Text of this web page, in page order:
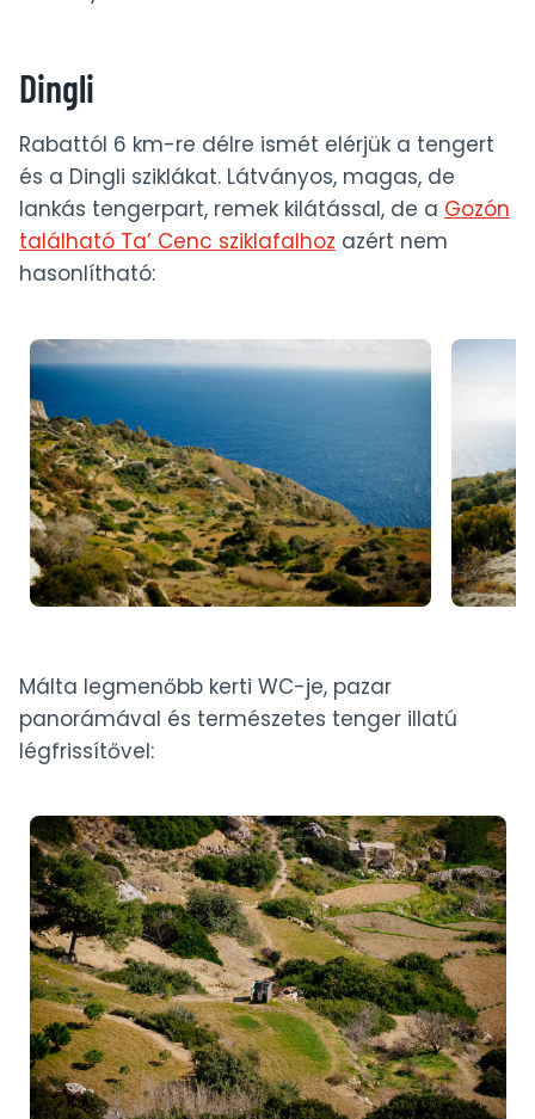
Dingli
Rabattól 6 km-re délre ismét elérjük a tengert
és a Dingli sziklákat. Látványos, magas, de
lankás tengerpart, remek kilátással, de a Gozón
található Ta’ Cenc sziklafalhoz azért nem
hasonlítható:
Málta legmenőbb kerti WC-je, pazar
panorámával és természetes tenger illatú
légfrissítővel: